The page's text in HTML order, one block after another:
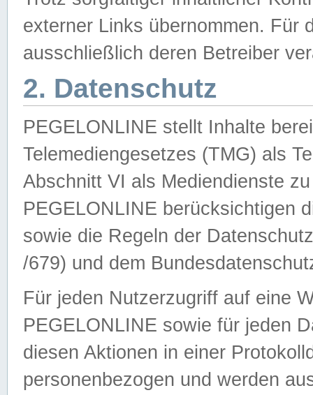
externer Links übernommen. Für
ausschließlich deren Betreiber
2. Datenschutz
PEGELONLINE stellt Inhalte
Telemediengesetzes (TMG) als
Abschnitt VI als Mediendienste
PEGELONLINE berücksichtigen
sowie die Regeln der
/679) und dem
Für jeden Nutzerzugriff auf eine
PEGELONLINE sowie für jeden
diesen Aktionen in einer
personenbezogen und werden